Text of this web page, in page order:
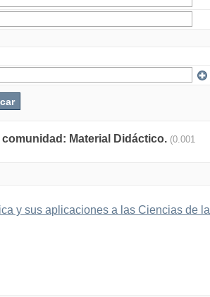
Material Didáctico. (0.001
y sus aplicaciones a las Ciencias de la